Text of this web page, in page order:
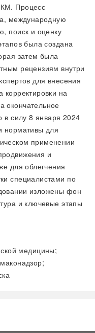
Процесс
международную
поиск и оценку
была создана
затем была
рецензиям внутри
для внесения
корректировки на
окончательное
в силу 8 января 2024
нормативы для
применении
и
для облегчения
специалистами по
изложены фон
и ключевые этапы
медицины;